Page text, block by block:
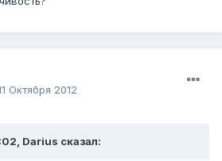
Октября 2012
Darius сказал: